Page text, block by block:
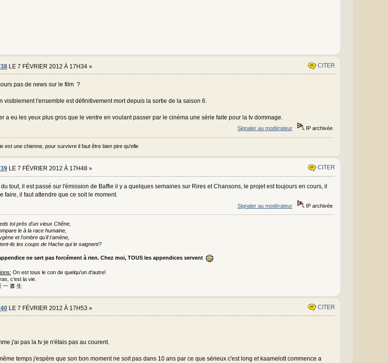
LE 7 FÉVRIER 2012 À 17H34 » CITER
pas de news sur le film ?
visiblement l'ensemble est définitivement mort depuis la sortie de la saison 6.
a eu les yeux plus gros que le ventre en voulant passer par le cinéma une série faite pour la tv dommage.
Signaler au modérateur IP archivée
est une chienne, pour survivre il faut être bien pire qu'elle
LE 7 FÉVRIER 2012 À 17H48 » CITER
du tout, il est passé sur l'émission de Baffie il y a quelques semaines sur Rires et Chansons, le projet est toujours en cours, il
faire, il faut attendre que ce soit le moment.
Signaler au modérateur IP archivée
toi près d'un vieux Chêne,
le à la race humaine,
et l'ombre qu'il t'amène,
ils les coups de Hache qui le saignent?
ne sert pas forcément à rien. Chez moi, TOUS les appendices servent
On est tous le con de quelqu'un d'autre!
c'est la vie.
一 書 生
LE 7 FÉVRIER 2012 À 17H53 » CITER
j'ai pas la tv je n'étais pas au courent.
temps j'espère que son bon moment ne soit pas dans 10 ans par ce que sérieux c'est long et kaamelott commence a